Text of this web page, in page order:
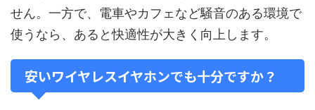
せん。一方で、電車やカフェなど騒音のある環境で
使うなら、あると快適性が大きく向上します。
安いワイヤレスイヤホンでも十分ですか？